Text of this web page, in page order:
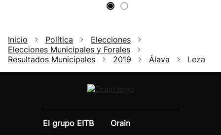
Inicio Política
Elecciones
Elecciones Municipales y Forales
Resultados Municipales
2019 Álava Leza
El grupo EITB
Orain